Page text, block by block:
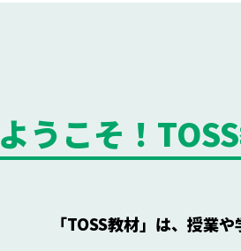
ようこそ！
「TOSS教材」は、授業